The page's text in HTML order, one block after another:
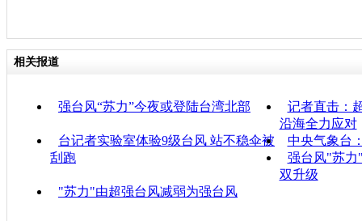
相关报道
强台风“苏力”今夜或登陆台湾北部
记者直击：
沿海全力应对
台记者实验室体验9级台风 站不稳伞被
刮跑
中央气象台
强台风"苏力
双升级
"苏力"由超强台风减弱为强台风